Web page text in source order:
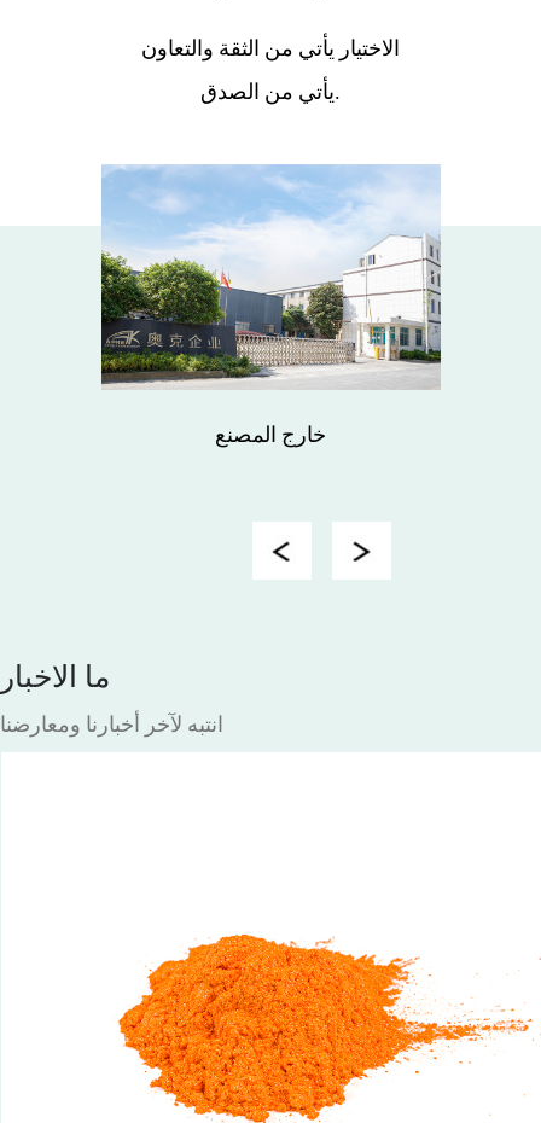
الاختيار يأتي من الثقة والتعاون
يأتي من الصدق.
Previous
خارج المصنع
Next
ما الاخبار
انتبه لآخر أخبارنا ومعارضنا